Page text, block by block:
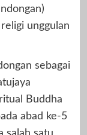
unggulan
sebagai
Buddha
abad ke-5